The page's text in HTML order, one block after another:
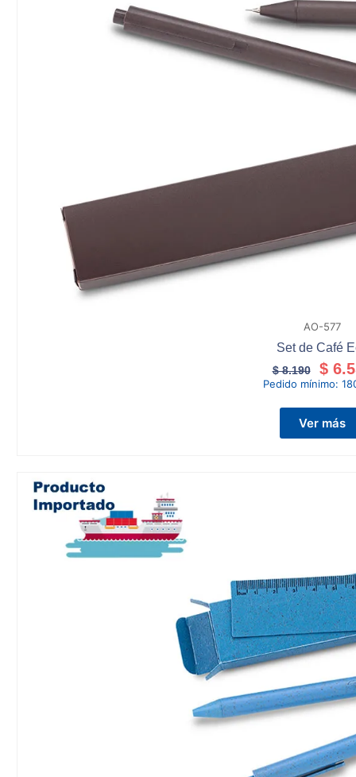
AO-577
Set de Café
$8.190 $
Pedido mínimo:
Ver más